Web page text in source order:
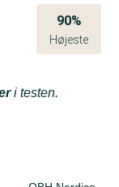
90%
Højeste
i testen.